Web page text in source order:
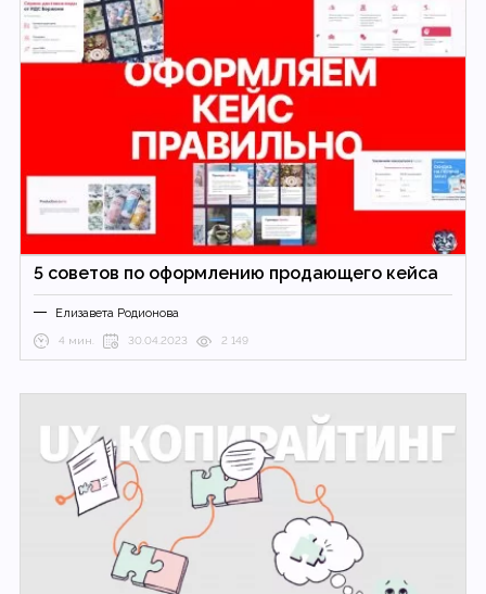
5 советов по оформлению продающего кейса
Елизавета Родионова
4 мин. 30.04.2023 2 149